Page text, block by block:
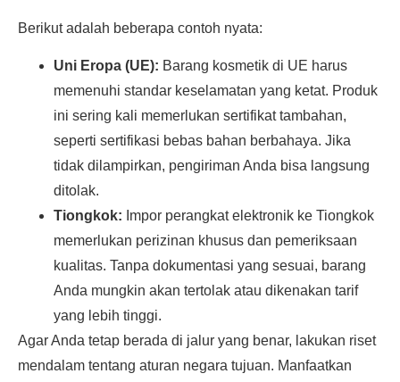
Berikut adalah beberapa contoh nyata:
Uni Eropa (UE): Barang kosmetik di UE harus
memenuhi standar keselamatan yang ketat. Produk
ini sering kali memerlukan sertifikat tambahan,
seperti sertifikasi bebas bahan berbahaya. Jika
tidak dilampirkan, pengiriman Anda bisa langsung
ditolak.
Tiongkok: Impor perangkat elektronik ke Tiongkok
memerlukan perizinan khusus dan pemeriksaan
kualitas. Tanpa dokumentasi yang sesuai, barang
Anda mungkin akan tertolak atau dikenakan tarif
yang lebih tinggi.
Agar Anda tetap berada di jalur yang benar, lakukan riset
mendalam tentang aturan negara tujuan. Manfaatkan